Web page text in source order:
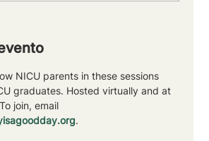
NICU parents in these sessions
graduates. Hosted virtually and at
join, email
.